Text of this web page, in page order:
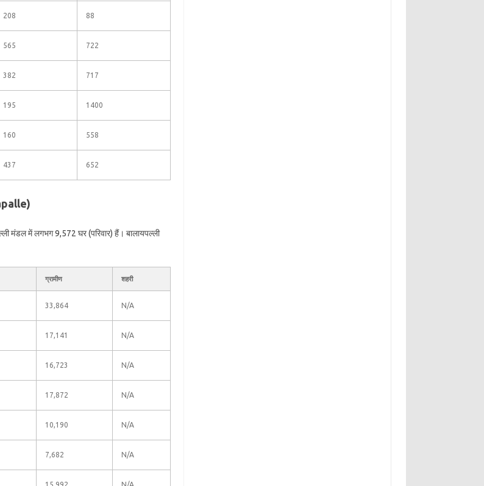
208 88
565 722
382 717
195 1400
160 558
437 652
मंडल में लगभग 9,572 घर (परिवार) हैं। बालायपल्ली
ग्रामीण शहरी
33,864 N/A
17,141 N/A
16,723 N/A
17,872 N/A
10,190 N/A
7,682 N/A